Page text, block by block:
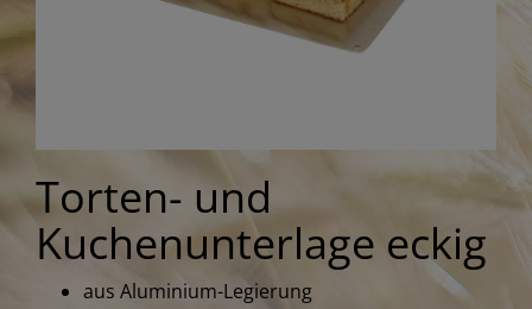
Torten- und
Kuchenunterlage eckig
aus Aluminium-Legierung